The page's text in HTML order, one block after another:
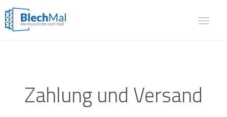
Toggle
Zahlung und Versand